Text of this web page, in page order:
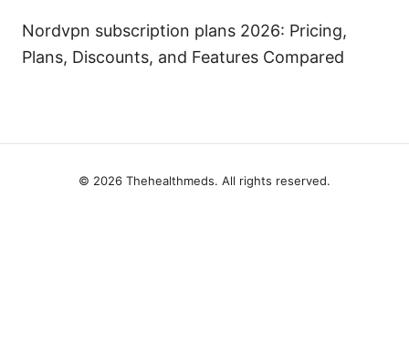
Nordvpn subscription plans 2026: Pricing,
Plans, Discounts, and Features Compared
© 2026 Thehealthmeds. All rights reserved.